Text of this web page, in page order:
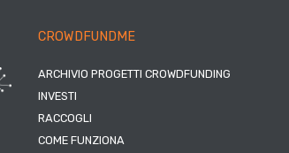
CROWDFUNDME
ARCHIVIO PROGETTI CROWDFUNDING
INVESTI
RACCOGLI
COME FUNZIONA